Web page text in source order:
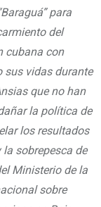
para
del
cubana con
sus vidas durante
que no han
la política de
los resultados
sobrepesca de
Ministerio de la
sobre